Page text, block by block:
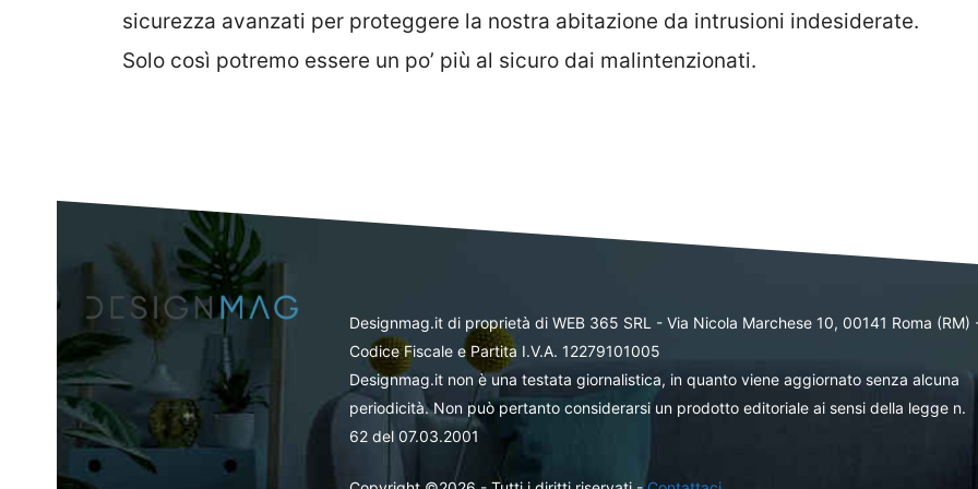
sicurezza avanzati per proteggere la nostra abitazione da intrusioni indesiderate.
Solo così potremo essere un po’ più al sicuro dai malintenzionati.
Designmag.it di proprietà di WEB 365 SRL - Via Nicola Marchese 10, 00141 Roma (RM)
Codice Fiscale e Partita I.V.A. 12279101005
Designmag.it non è una testata giornalistica, in quanto viene aggiornato senza alcuna
periodicità. Non può pertanto considerarsi un prodotto editoriale ai sensi della legge n.
62 del 07.03.2001